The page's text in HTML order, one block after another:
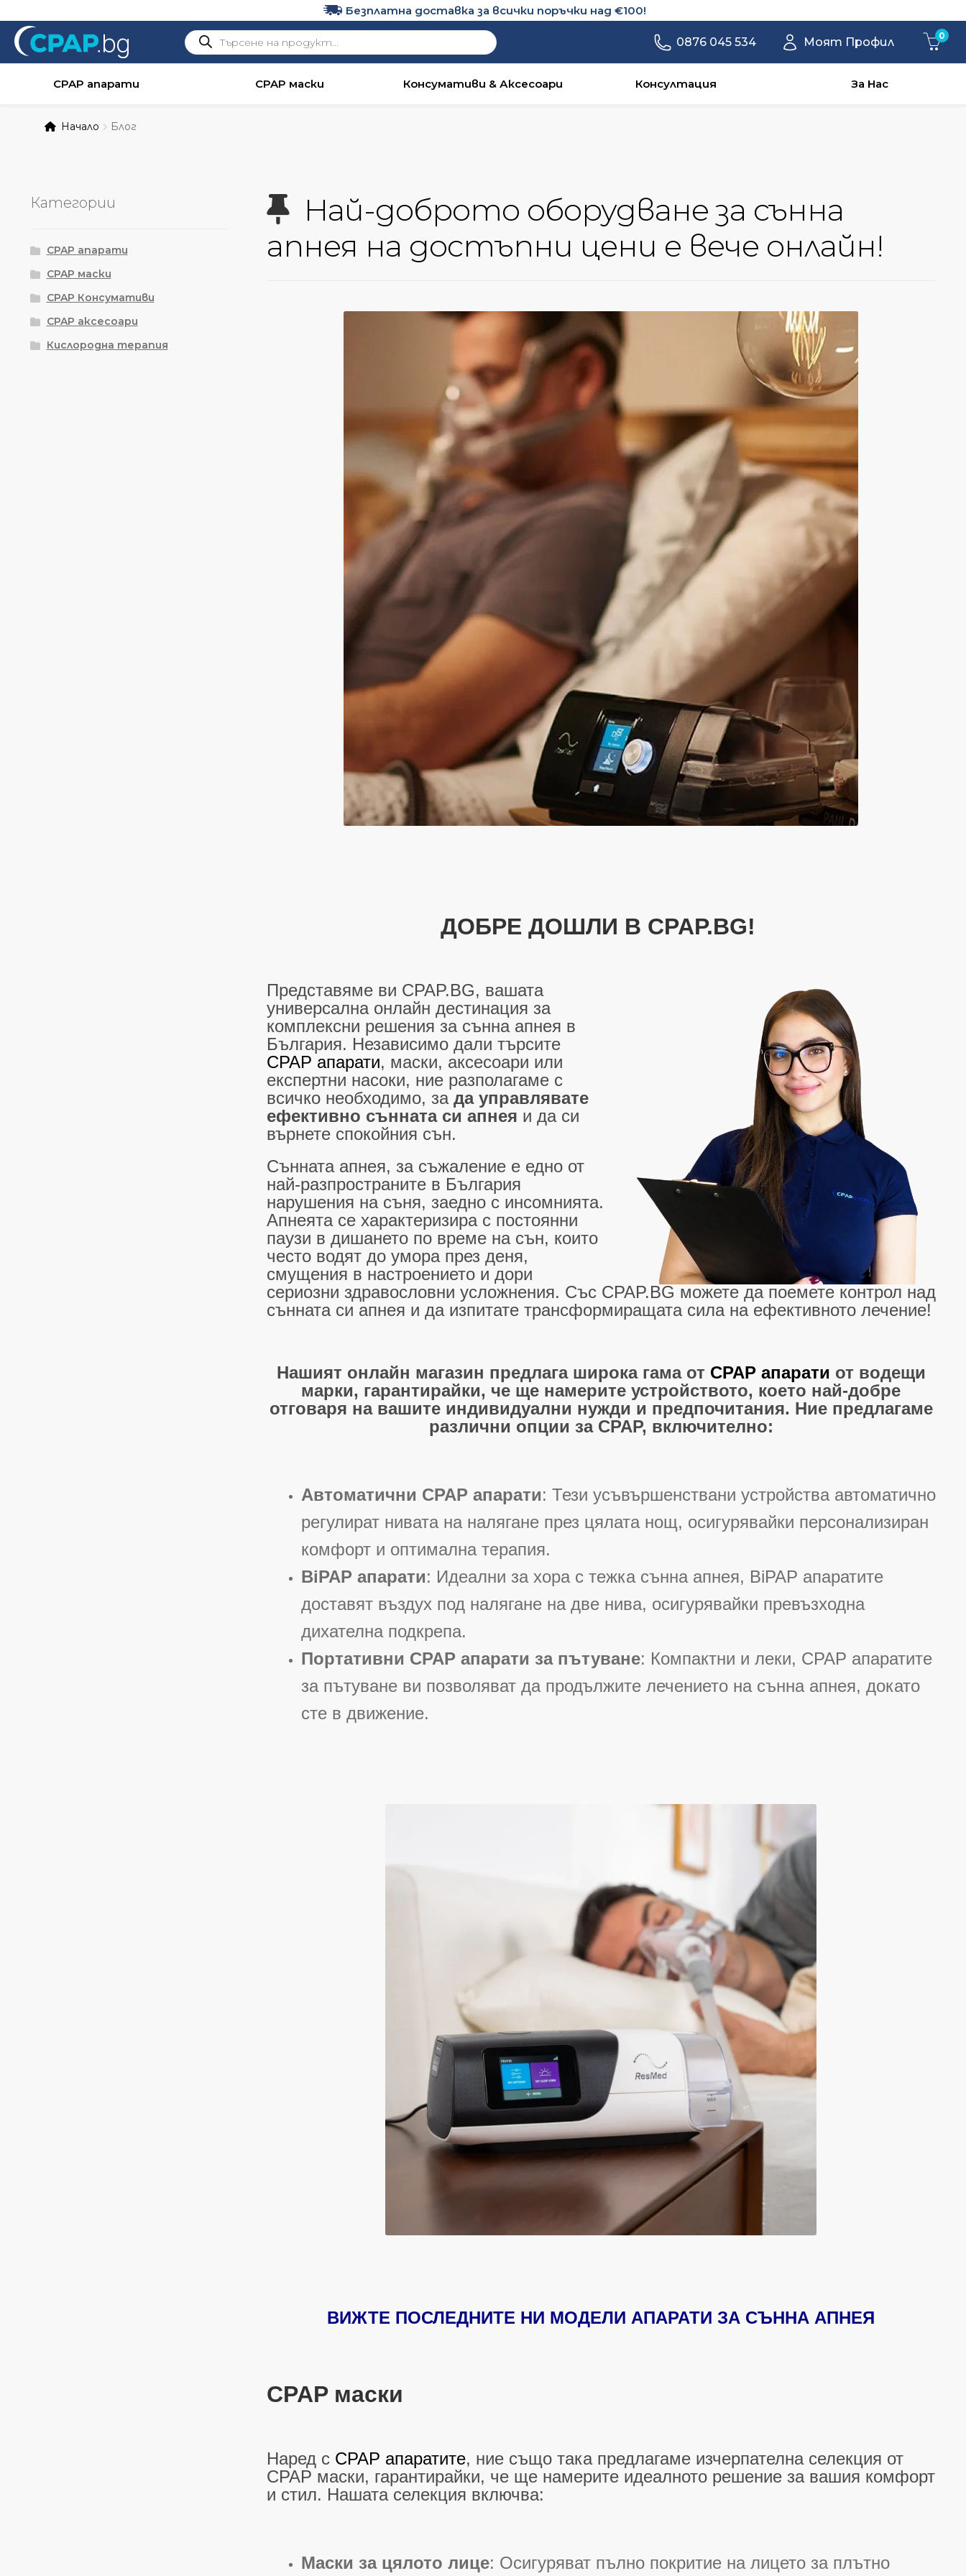
Безплатна доставка за всички поръчки над €100!
Products
search 0876 045 534 Моят Профил 0
CPAP апарати CPAP маски Консумативи & Аксесоари Консултация За Нас
Начало Блог
Най-доброто оборудване за сънна
апнея на достъпни цени e вече онлайн!
ДОБРЕ ДОШЛИ В CPAP.BG!
Представяме ви CPAP.BG, вашата
универсална онлайн дестинация за
комплексни решения за сънна апнея в
България. Независимо дали търсите
CPAP апарати, маски, аксесоари или
експертни насоки, ние разполагаме с
всичко необходимо, за да управлявате
ефективно сънната си апнея и да си
върнете спокойния сън.
Сънната апнея, за съжаление е едно от
най-разпространите в България
нарушения на съня, заедно с инсомнията.
Апнеята се характеризира с постоянни
паузи в дишането по време на сън, които
често водят до умора през деня,
смущения в настроението и дори
сериозни здравословни усложнения. Със CPAP.BG можете да поемете контрол над
сънната си апнея и да изпитате трансформиращата сила на ефективното лечение!
Нашият онлайн магазин предлага широка гама от CPAP апарати от водещи
марки, гарантирайки, че ще намерите устройството, което най-добре
отговаря на вашите индивидуални нужди и предпочитания. Ние предлагаме
различни опции за CPAP, включително:
Автоматични CPAP апарати: Тези усъвършенствани устройства автоматично
регулират нивата на налягане през цялата нощ, осигурявайки персонализиран
комфорт и оптимална терапия.
BiPAP апарати: Идеални за хора с тежка сънна апнея, BiPAP апаратите
доставят въздух под налягане на две нива, осигурявайки превъзходна
дихателна подкрепа.
Портативни CPAP апарати за пътуване: Компактни и леки, CPAP апаратите
за пътуване ви позволяват да продължите лечението на сънна апнея, докато
сте в движение.
ВИЖТЕ ПОСЛЕДНИТЕ НИ МОДЕЛИ АПАРАТИ ЗА СЪННА АПНЕЯ
CPAP маски
Наред с CPAP апаратите, ние също така предлагаме изчерпателна селекция от
CPAP маски, гарантирайки, че ще намерите идеалното решение за вашия комфорт
и стил. Нашата селекция включва:
Маски за цялото лице: Осигуряват пълно покритие на лицето за плътно
Категории
CPAP апарати
CPAP маски
CPAP Консумативи
CPAP аксесоари
Кислородна терапия